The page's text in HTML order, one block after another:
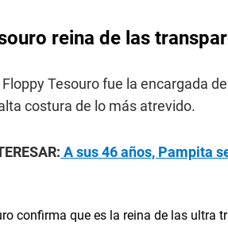
reina de las
Tesouro fue la encargada
costura de lo más atrevido.
A sus 46 años, Pampita